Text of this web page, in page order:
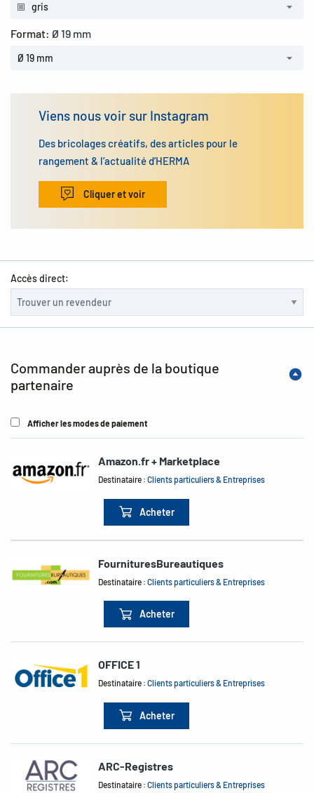
gris
Format: Ø 19 mm
Ø 19 mm
Viens nous voir sur Instagram
Des bricolages créatifs, des articles pour le
rangement & l’actualité d’HERMA
Cliquer et voir
Accès direct:
Commander auprès de la boutique
partenaire
Afficher les modes de paiement
Amazon.fr + Marketplace
Destinataire :Clients particuliers & Entreprises
Acheter
FournituresBureautiques
Destinataire :Clients particuliers & Entreprises
Acheter
OFFICE 1
Destinataire :Clients particuliers & Entreprises
Acheter
ARC-Registres
Destinataire :Clients particuliers & Entreprises